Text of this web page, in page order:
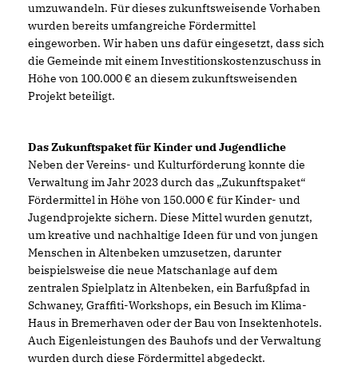
umzuwandeln. Für dieses zukunftsweisende Vorhaben
wurden bereits umfangreiche Fördermittel
eingeworben. Wir haben uns dafür eingesetzt, dass sich
die Gemeinde mit einem Investitionskostenzuschuss in
Höhe von 100.000 € an diesem zukunftsweisenden
Projekt beteiligt.
Das Zukunftspaket für Kinder und Jugendliche
Neben der Vereins- und Kulturförderung konnte die
Verwaltung im Jahr 2023 durch das „Zukunftspaket“
Fördermittel in Höhe von 150.000 € für Kinder- und
Jugendprojekte sichern. Diese Mittel wurden genutzt,
um kreative und nachhaltige Ideen für und von jungen
Menschen in Altenbeken umzusetzen, darunter
beispielsweise die neue Matschanlage auf dem
zentralen Spielplatz in Altenbeken, ein Barfußpfad in
Schwaney, Graffiti-Workshops, ein Besuch im Klima-
Haus in Bremerhaven oder der Bau von Insektenhotels.
Auch Eigenleistungen des Bauhofs und der Verwaltung
wurden durch diese Fördermittel abgedeckt.